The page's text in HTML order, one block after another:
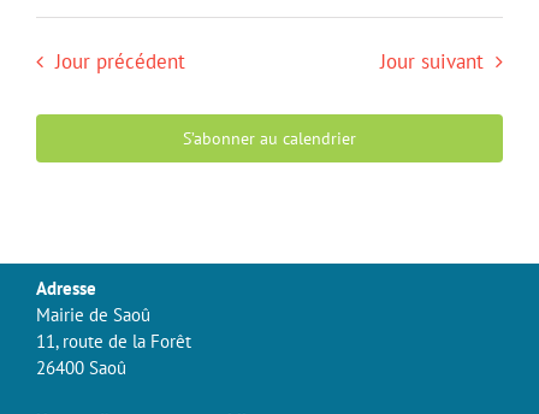
Jour précédent Jour suivant
S’abonner au calendrier
Adresse
Mairie de Saoû
11, route de la Forêt
26400 Saoû